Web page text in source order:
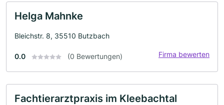
Helga Mahnke
Bleichstr. 8, 35510 Butzbach
0.0 (0 Bewertungen) Firma bewerten
Fachtierarztpraxis im Kleebachtal